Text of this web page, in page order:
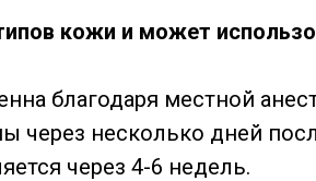
кожи и может
благодаря местной
через несколько дней
через 4-6 недель.